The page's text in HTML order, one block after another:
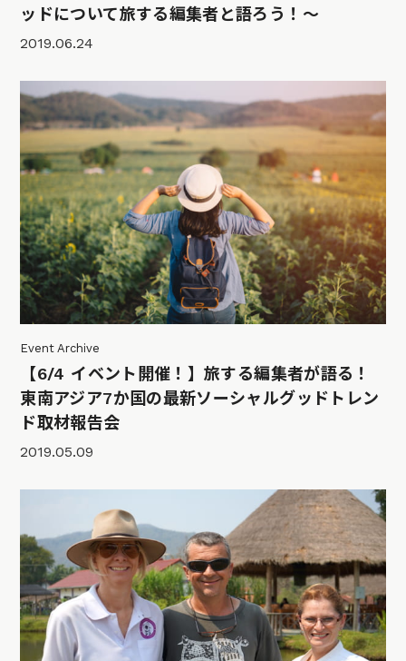
ッドについて旅する編集者と語ろう！〜
2019.06.24
Event Archive
【6/4 イベント開催！】旅する編集者が語る！
東南アジア7か国の最新ソーシャルグッドトレン
ド取材報告会
2019.05.09